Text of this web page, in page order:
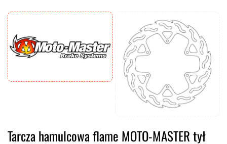
Tarcza hamulcowa flame MOTO-MASTER tył